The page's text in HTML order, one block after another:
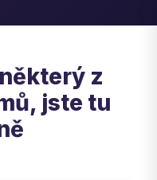
z
jste tu